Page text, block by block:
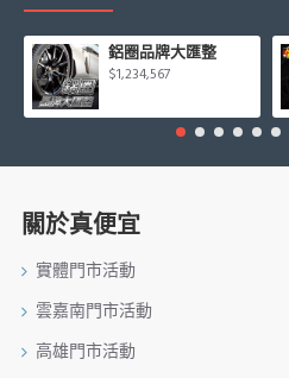
鋁圈品牌大匯整
$1,234,567
關於真便宜
實體門市活動
雲嘉南門市活動
高雄門市活動